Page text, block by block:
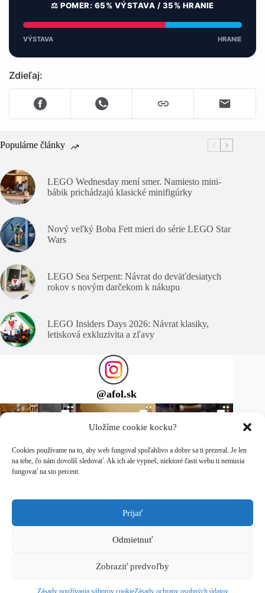
Uložíme cookie kocku?
Cookies používame na to, aby web fungoval spoľahlivo a dobre sa ti prezeral. Je len
na tebe, čo nám dovolíš sledovať. Ak ich ale vypneš, niektoré časti webu ti nemusia
fungovať na sto percent.
Prijať
Odmietnuť
Zobraziť predvoľby
Zásady používania súborov cookieZásady ochrany osobných údajov
⚖️ POMER: 65% VÝSTAVA / 35% HRANIE
VÝSTAVA HRANIE
Zdieľaj:
Populárne články
LEGO Wednesday mení smer. Namiesto mini-
bábik prichádzajú klasické minifigúrky
Nový veľký Boba Fett mieri do série LEGO Star
Wars
LEGO Sea Serpent: Návrat do deväťdesiatych
rokov s novým darčekom k nákupu
LEGO Insiders Days 2026: Návrat klasiky,
letisková exkluzivita a zľavy
@afol.sk
Sleduj ma na Instagrame
túto stránku nesponzoruje, neautorizuje ani neschvaľuje.